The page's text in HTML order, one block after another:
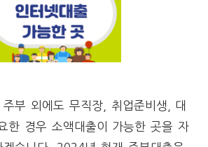
부 외에도 무직장, 취업준비생, 대
한 경우 소액대출이 가능한 곳을 자